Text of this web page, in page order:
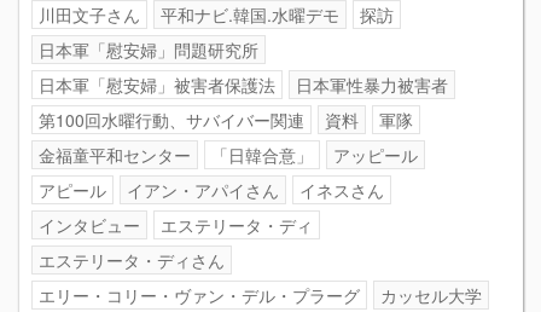
川田文子さん
平和ナビ.韓国.水曜デモ
探訪
日本軍「慰安婦」問題研究所
日本軍「慰安婦」被害者保護法
日本軍性暴力被害者
第100回水曜行動、サバイバー関連
資料
軍隊
金福童平和センター
「日韓合意」
アッピール
アピール
イアン・アパイさん
イネスさん
インタビュー
エステリータ・ディ
エステリータ・ディさん
エリー・コリー・ヴァン・デル・プラーグ
カッセル大学